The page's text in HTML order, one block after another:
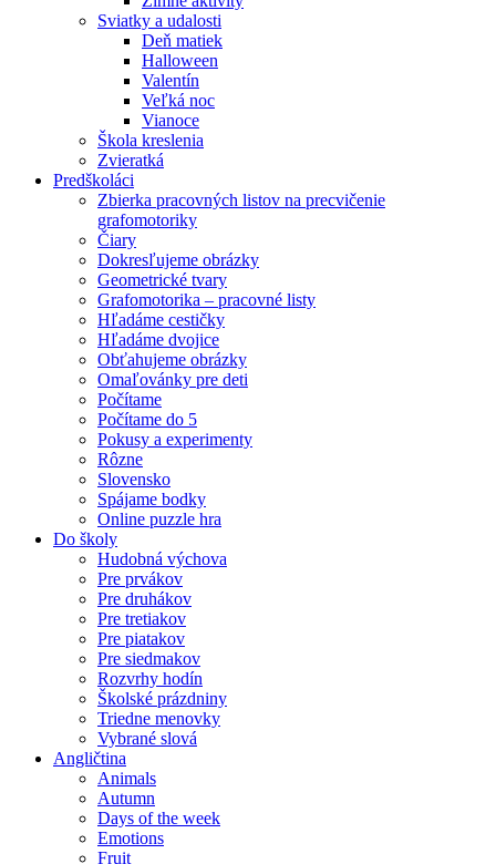
Sviatky a udalosti
Deň matiek
Halloween
Valentín
Veľká noc
Vianoce
Škola kreslenia
Zvieratká
Predškoláci
Zbierka pracovných listov na precvičenie
grafomotoriky
Čiary
Dokresľujeme obrázky
Geometrické tvary
Grafomotorika – pracovné listy
Hľadáme cestičky
Hľadáme dvojice
Obťahujeme obrázky
Omaľovánky pre deti
Počítame
Počítame do 5
Pokusy a experimenty
Rôzne
Slovensko
Spájame bodky
Online puzzle hra
Do školy
Hudobná výchova
Pre prvákov
Pre druhákov
Pre tretiakov
Pre piatakov
Pre siedmakov
Rozvrhy hodín
Školské prázdniny
Triedne menovky
Vybrané slová
Angličtina
Animals
Autumn
Days of the week
Emotions
Fruit